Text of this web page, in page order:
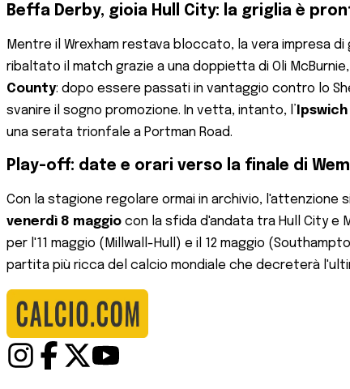
Beffa Derby, gioia Hull City: la griglia è
Mentre il Wrexham restava bloccato, la vera impresa
ribaltato il match grazie a una doppietta di Oli
County: dopo essere passati in vantaggio contro lo
svanire il sogno promozione. In vetta, intanto, l’
una serata trionfale a Portman Road.
Play-off: date e orari verso la finale di
Con la stagione regolare ormai in archivio, l'attenzione
venerdì 8 maggio con la sfida d'andata tra Hull City e
per l'11 maggio (Millwall-Hull) e il 12 maggio
partita più ricca del calcio mondiale che decreterà